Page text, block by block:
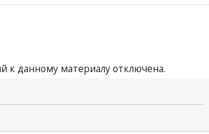
к данному материалу отключена.